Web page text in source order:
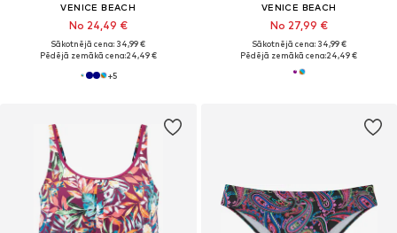
VENICE BEACH
No 24,49 €
Sākotnējā cena: 34,99 €
Pēdējā zemākā cena:24,49 €
+5
VENICE BEACH
No 27,99 €
Sākotnējā cena: 34,99 €
Pēdējā zemākā cena:24,49 €